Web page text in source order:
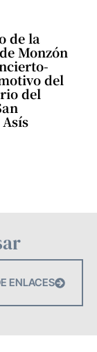
de la
Monzón
del
del
ENLACES